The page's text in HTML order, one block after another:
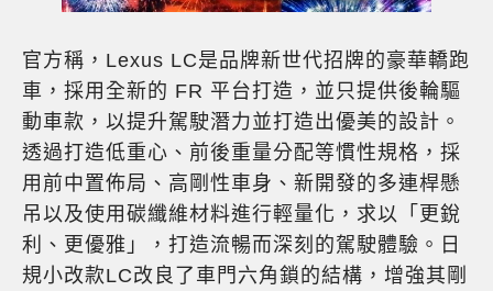
官方稱，Lexus LC是品牌新世代招牌的豪華轎跑
車，採用全新的 FR 平台打造，並只提供後輪驅
動車款，以提升駕駛潛力並打造出優美的設計。
透過打造低重心、前後重量分配等慣性規格，採
用前中置佈局、高剛性車身、新開發的多連桿懸
吊以及使用碳纖維材料進行輕量化，求以「更銳
利、更優雅」，打造流暢而深刻的駕駛體驗。日
規小改款LC改良了車門六角鎖的結構，增強其剛